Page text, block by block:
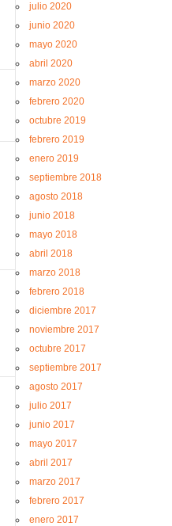
julio 2020
junio 2020
mayo 2020
abril 2020
marzo 2020
febrero 2020
octubre 2019
febrero 2019
enero 2019
septiembre 2018
agosto 2018
junio 2018
mayo 2018
abril 2018
marzo 2018
febrero 2018
diciembre 2017
noviembre 2017
octubre 2017
septiembre 2017
agosto 2017
julio 2017
junio 2017
mayo 2017
abril 2017
marzo 2017
febrero 2017
enero 2017